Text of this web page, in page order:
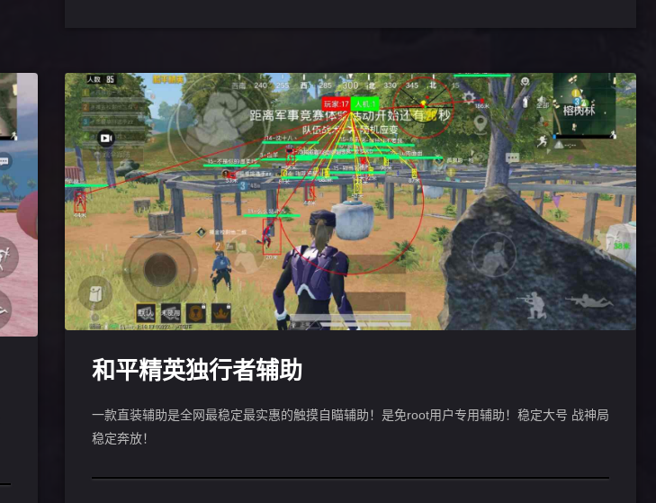
和平精英独行者辅助
一款直装辅助是全网最稳定最实惠的触摸自瞄辅助！是免root用户专用辅助！稳定大号 战神局
稳定奔放！